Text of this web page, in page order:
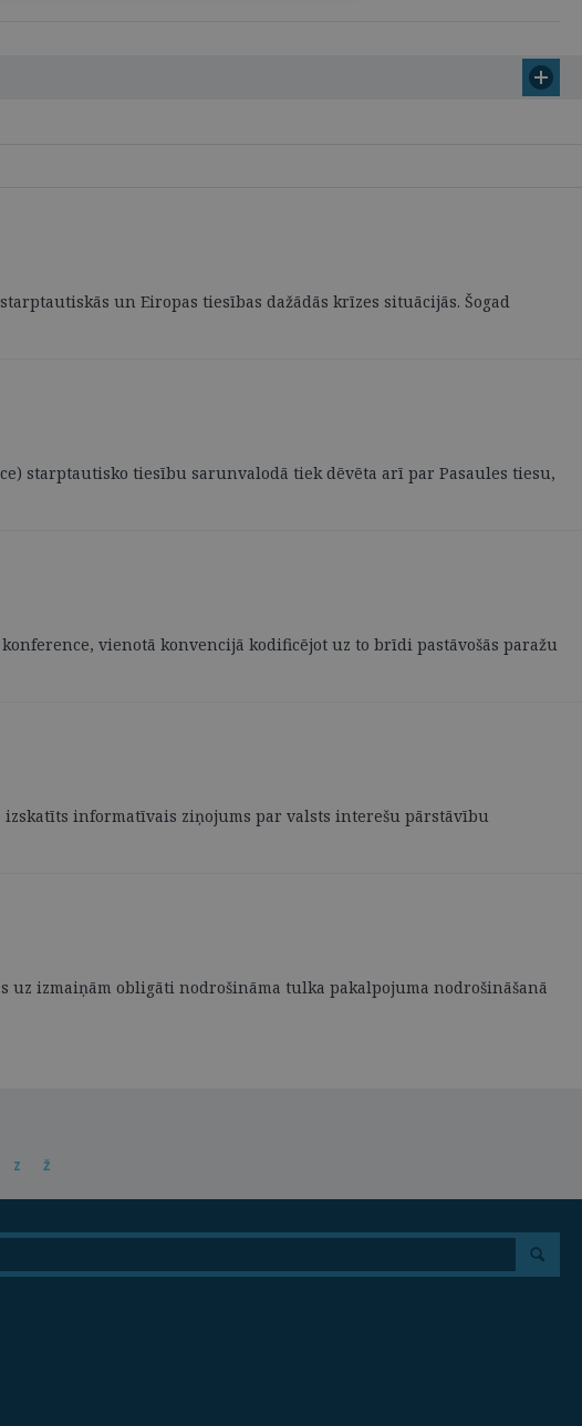
un Eiropas tiesības dažādās krīzes situācijās. Šogad
starptautisko tiesību sarunvalodā tiek dēvēta arī par Pasaules tiesu,
vienotā konvencijā kodificējot uz to brīdi pastāvošās paražu
informatīvais ziņojums par valsts interešu pārstāvību
uz izmaiņām obligāti nodrošināma tulka pakalpojuma nodrošināšanā
Z Ž